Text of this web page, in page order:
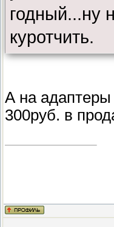
годный...ну
куротчить.
А на адаптеры
300руб. в